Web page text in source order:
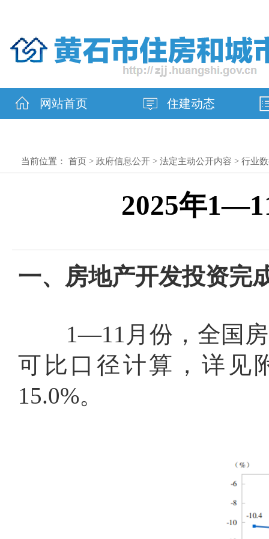
网站首页 住建动态
当前位置： 首页 > 政府信息公开 > 法定主动公开内容 > 行业
2025年
一、房地产开发投资完
1—11 月份，全国
可比口径计算，详见
15.0%。